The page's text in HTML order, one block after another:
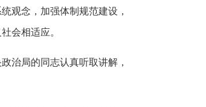
观念，加强体制规范建设，
会相适应。
治局的同志认真听取讲解，